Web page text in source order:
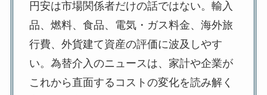
円安は市場関係者だけの話ではない。輸入
品、燃料、食品、電気・ガス料金、海外旅
行費、外貨建て資産の評価に波及しやす
い。為替介入のニュースは、家計や企業が
これから直面するコストの変化を読み解く